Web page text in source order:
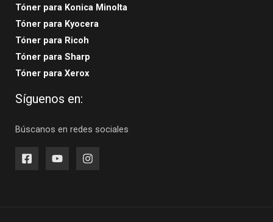
Tóner para Konica Minolta
Tóner para Kyocera
Tóner para Ricoh
Tóner para Sharp
Tóner para Xerox
Síguenos en:
Búscanos en redes sociales